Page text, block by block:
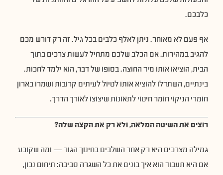
כלבכם.
אף פעם לא מאוחר. ניתן לאלף כלבים בכל גיל. זה רק דורש מכם
להגיב במהירות. אם הכלב שלכם מתחיל לעשות צרכים בתוך
הבית, הוציאו אותו מיד החוצה. בסופו של דבר, הוא ילמד לחכות.
בינתיים, השתדלו להוציא אותו לטיול לעיתים קרובות ושמרו בארון
חומרי הניקוי חומר חיטוי לתאונות שיצוצו לאורך הדרך.
רוצים את השיטה המלאה, ולא רק את הקצה שלה?
גמילה מצרכים היא רק אחד השלבים בחינוך הגור — ומה שקובע
אם היא תעבוד הוא איך בונים את כל השגרה סביבה: תיחום נכון,